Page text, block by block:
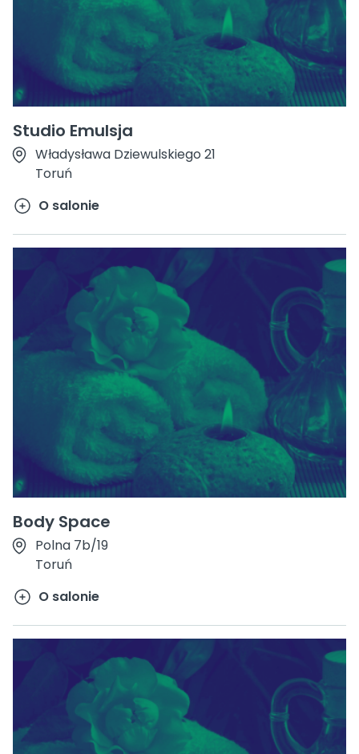
Studio Emulsja
Władysława Dziewulskiego 21
Toruń
O salonie
Body Space
Polna 7b/19
Toruń
O salonie